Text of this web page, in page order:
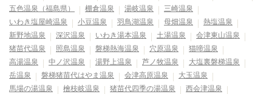
五色温泉（福島県）
棚倉温泉 湯岐温泉
三崎温泉
いわき塩屋崎温泉
小豆温泉 羽鳥湖温泉 母畑温泉
熱塩温泉
新野地温泉
深沢温泉 いわき湯本温泉 土湯温泉
会津東山温泉
猪苗代温泉
照島温泉 磐梯熱海温泉 穴原温泉
猫啼温泉
高湯温泉
中ノ沢温泉 湯野上温泉 芦ノ牧温泉
大塩裏磐梯温泉
岳温泉
磐梯猪苗代はやま温泉 会津高原温泉
大玉温泉
馬場の湯温泉
檜枝岐温泉 猪苗代四季の湯温泉
西会津温泉